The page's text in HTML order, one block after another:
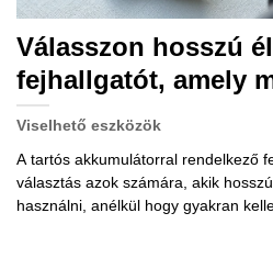
Válasszon hosszú
fejhallgatót, amely
helyzetben
Viselhető eszközök
A tartós akkumulátorral rendelkező
választás azok számára, akik
használni, anélkül hogy gyakran
hangminőség sem csökken még